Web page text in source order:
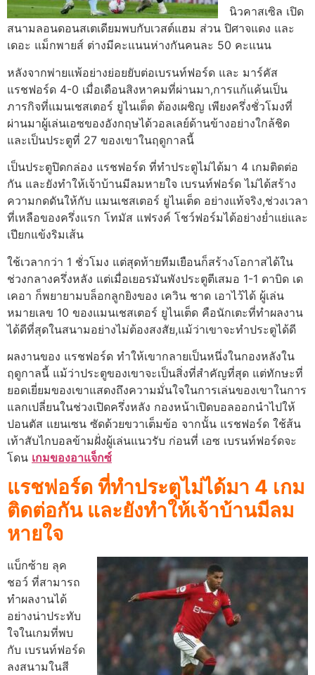
นิวคาสเซิล เปิด
สนามลอนดอนสเตเดียมพบกับเวสต์แฮม ส่วน ปิศาจแดง และ
เดอะ แม็กพายส์ ต่างมีคะแนนห่างกันคนละ 50 คะแนน
หลังจากพ่ายแพ้อย่างย่อยยับต่อเบรนท์ฟอร์ด และ มาร์คัส
แรชฟอร์ด 4-0 เมื่อเดือนสิงหาคมที่ผ่านมา,การแก้แค้นเป็น
ภารกิจที่แมนเชสเตอร์ ยูไนเต็ด ต้องเผชิญ เพียงครึ่งชั่วโมงที่
ผ่านมาผู้เล่นเอซของอังกฤษได้วอลเลย์ด้านข้างอย่างใกล้ชิด
และเป็นประตูที่ 27 ของเขาในฤดูกาลนี้
เป็นประตูปิดกล่อง แรชฟอร์ด ที่ทำประตูไม่ได้มา 4 เกมติดต่อ
กัน และยังทำให้เจ้าบ้านมีลมหายใจ เบรนท์ฟอร์ด ไม่ได้สร้าง
ความกดดันให้กับ แมนเชสเตอร์ ยูไนเต็ด อย่างแท้จริง,ช่วงเวลา
ที่เหลือของครึ่งแรก โทมัส แฟรงค์ โชว์ฟอร์มได้อย่างย่ำแย่และ
เปียกแข้งริมเส้น
ใช้เวลากว่า 1 ชั่วโมง แต่สุดท้ายทีมเยือนก็สร้างโอกาสได้ใน
ช่วงกลางครึ่งหลัง แต่เมื่อเยอรมันพังประตูตีเสมอ 1-1 ดาบิด เด
เคอา ก็พยายามบล็อกลูกยิงของ เควิน ชาด เอาไว้ได้ ผู้เล่น
หมายเลข 10 ของแมนเชสเตอร์ ยูไนเต็ด คือนักเตะที่ทำผลงาน
ได้ดีที่สุดในสนามอย่างไม่ต้องสงสัย,แม้ว่าเขาจะทำประตูได้ดี
ผลงานของ แรชฟอร์ด ทำให้เขากลายเป็นหนึ่งในกองหลังใน
ฤดูกาลนี้ แม้ว่าประตูของเขาจะเป็นสิ่งที่สำคัญที่สุด แต่ทักษะที่
ยอดเยี่ยมของเขาแสดงถึงความมั่นใจในการเล่นของเขาในการ
แลกเปลี่ยนในช่วงเปิดครึ่งหลัง กองหน้าเปิดบอลออกนำไปให้
ปอนตัส แยนเซน ซัดด้วยขวาเต็มข้อ จากนั้น แรชฟอร์ด ใช้ส้น
เท้าสับไกบอลข้ามฝั่งผู้เล่นแนวรับ ก่อนที่ เอซ เบรนท์ฟอร์ดจะ
โดน เกมของอาแจ็กซ์
แรชฟอร์ด ที่ทำประตูไม่ได้มา 4 เกม
ติดต่อกัน และยังทำให้เจ้าบ้านมีลม
หายใจ
แบ็กซ้าย ลุค
ชอว์ ที่สามารถ
ทำผลงานได้
อย่างน่าประทับ
ใจในเกมที่พบ
กับ เบรนท์ฟอร์ด
ลงสนามในสี